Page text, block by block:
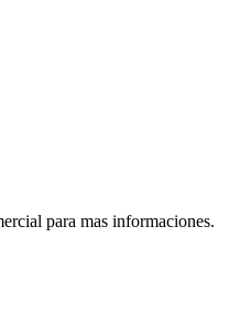
para mas informaciones.